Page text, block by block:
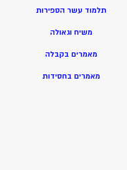
תלמוד עשר הספירות
משיח וגאולה
מאמרים בקבלה
מאמרים בחסידות